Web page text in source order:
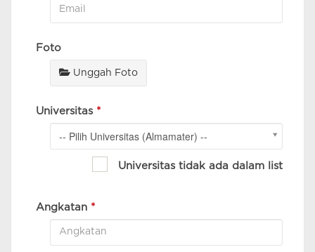
Foto
Unggah Foto
Universitas *
-- Pilih Universitas (Almamater) --
Universitas tidak ada dalam list
Angkatan *